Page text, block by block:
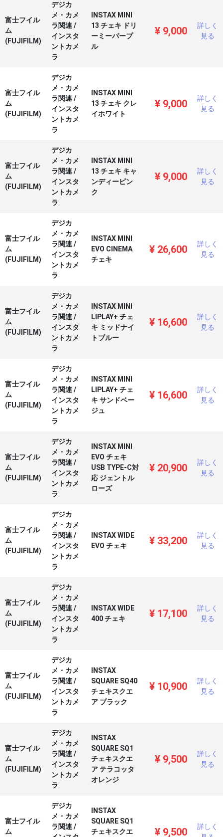
富士フイル
ム
(FUJIFILM)
デジカ
メ・カメ
ラ関連/
インスタ
ントカメ
ラ
INSTAX MINI
13 チェキ ドリ
ーミーパープ
ル
¥ 9,000
詳しく
見る
富士フイル
ム
(FUJIFILM)
デジカ
メ・カメ
ラ関連/
インスタ
ントカメ
ラ
INSTAX MINI
13 チェキ クレ
イホワイト
¥ 9,000
詳しく
見る
富士フイル
ム
(FUJIFILM)
デジカ
メ・カメ
ラ関連/
インスタ
ントカメ
ラ
INSTAX MINI
13 チェキ キャ
ンディーピン
ク
¥ 9,000
詳しく
見る
富士フイル
ム
(FUJIFILM)
デジカ
メ・カメ
ラ関連/
インスタ
ントカメ
ラ
INSTAX MINI
EVO CINEMA
チェキ
¥ 26,600
詳しく
見る
富士フイル
ム
(FUJIFILM)
デジカ
メ・カメ
ラ関連/
インスタ
ントカメ
ラ
INSTAX MINI
LIPLAY+ チェ
キ ミッドナイ
トブルー
¥ 16,600
詳しく
見る
富士フイル
ム
(FUJIFILM)
デジカ
メ・カメ
ラ関連/
インスタ
ントカメ
ラ
INSTAX MINI
LIPLAY+ チェ
キ サンドベー
ジュ
¥ 16,600
詳しく
見る
富士フイル
ム
(FUJIFILM)
デジカ
メ・カメ
ラ関連/
インスタ
ントカメ
ラ
INSTAX MINI
EVO チェキ
USB TYPE-C対
応 ジェントル
ローズ
¥ 20,900
詳しく
見る
富士フイル
ム
(FUJIFILM)
デジカ
メ・カメ
ラ関連/
インスタ
ントカメ
ラ
INSTAX WIDE
EVO チェキ
¥ 33,200
詳しく
見る
富士フイル
ム
(FUJIFILM)
デジカ
メ・カメ
ラ関連/
インスタ
ントカメ
ラ
INSTAX WIDE
400 チェキ
¥ 17,100
詳しく
見る
富士フイル
ム
(FUJIFILM)
デジカ
メ・カメ
ラ関連/
インスタ
ントカメ
ラ
INSTAX
SQUARE SQ40
チェキスクエ
ア ブラック
¥ 10,900
詳しく
見る
富士フイル
ム
(FUJIFILM)
デジカ
メ・カメ
ラ関連/
インスタ
ントカメ
ラ
INSTAX
SQUARE SQ1
チェキスクエ
ア テラコッタ
オレンジ
¥ 9,500
詳しく
見る
富士フイル
ム
デジカ
メ・カメ
ラ関連/
INSTAX
SQUARE SQ1
チェキスクエ
¥ 9,500
詳しく